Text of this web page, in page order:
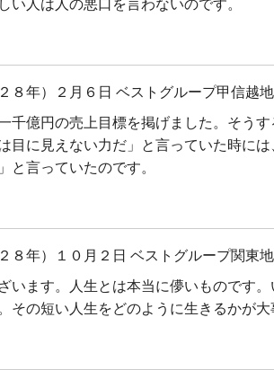
い人は人の悪口を言わないのです。
８年）２月６日 ベストグループ甲信越
千億円の売上目標を掲げました。そう
目に見えない力だ」と言っていた時に
と言っていたのです。
８年）１０月２日 ベストグループ関東
います。人生とは本当に儚いものです
その短い人生をどのように生きるかが